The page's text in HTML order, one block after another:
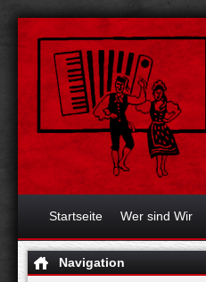
Startseite Wer sind Wir
Navigation